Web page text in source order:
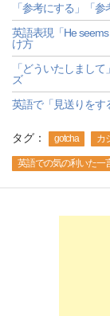
「参考にする」「
英語表現「He
け方
「どういたしまし
ズ
英語で「見送りをす
タグ： gotcha カ
英語での気の利いた一